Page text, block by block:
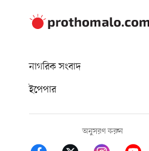
নাগরিক সংবাদ
ইপেপার
অনুসরণ করুন